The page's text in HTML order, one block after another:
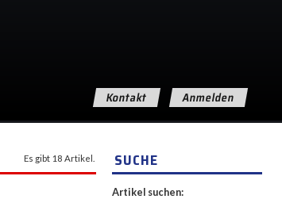
Anmelden
Kontakt
Es gibt 18 Artikel. SUCHE
Artikel suchen: